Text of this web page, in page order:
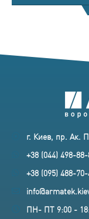
г. Киев, пр. Ак.
+38 (044) 498-88-
+38 (095) 488-
ПН- ПТ 9:00 -